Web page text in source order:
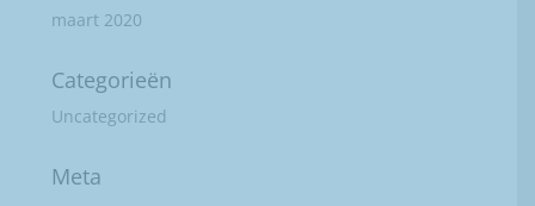
maart 2020
Categorieën
Uncategorized
Meta